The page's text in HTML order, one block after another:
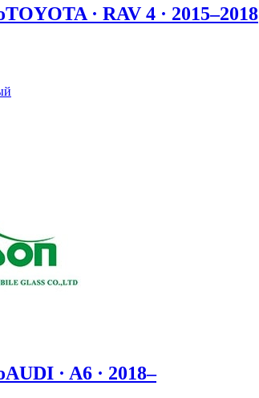
TOYOTA · RAV 4 · 2015–2018
AUDI · A6 · 2018–